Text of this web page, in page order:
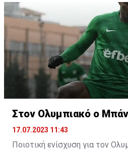
Στον Ολυμπιακό ο
17.07.2023 11:43
Ποιοτική ενίσχυση για τον